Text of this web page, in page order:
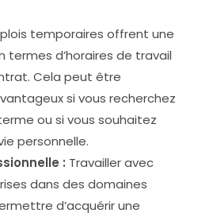
temporaires offrent une
termes d’horaires de travail
Cela peut être
si vous recherchez
ou si vous souhaitez
personnelle.
: Travailler avec
dans des domaines
d’acquérir une